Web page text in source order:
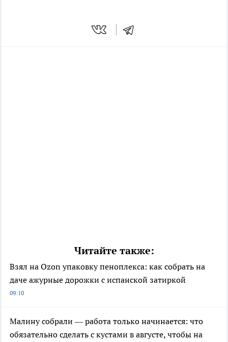
Читайте также:
Взял на Ozon упаковку пеноплекса: как собрать на
даче ажурные дорожки с испанской затиркой
09:10
Малину собрали — работа только начинается: что
обязательно сделать с кустами в августе, чтобы на